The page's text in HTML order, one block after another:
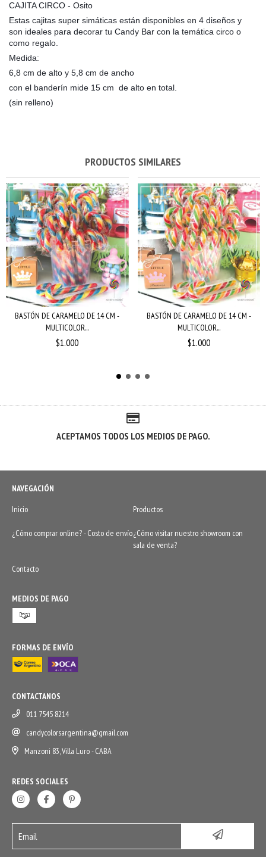
CAJITA CIRCO - Osito
Estas cajitas super simáticas están disponibles en 4 diseños y
son ideales para decorar tu Candy Bar con la temática circo o
como regalo.
Medida:
6,8 cm de alto y 5,8 cm de ancho
con el banderín mide 15 cm de alto en total.
(sin relleno)
PRODUCTOS SIMILARES
BASTÓN DE CARAMELO DE 14 CM -
MULTICOLOR...
$1.000
BASTÓN DE CARAMELO DE 14 CM -
MULTICOLOR...
$1.000
ACEPTAMOS TODOS LOS MEDIOS DE PAGO.
NAVEGACIÓN
Inicio
Productos
¿Cómo comprar online? - Costo de envío¿Cómo visitar nuestro showroom con
sala de venta?
Contacto
MEDIOS DE PAGO
FORMAS DE ENVÍO
CONTACTANOS
011 7545 8214
candycolorsargentina@gmail.com
Manzoni 83, Villa Luro - CABA
REDES SOCIALES